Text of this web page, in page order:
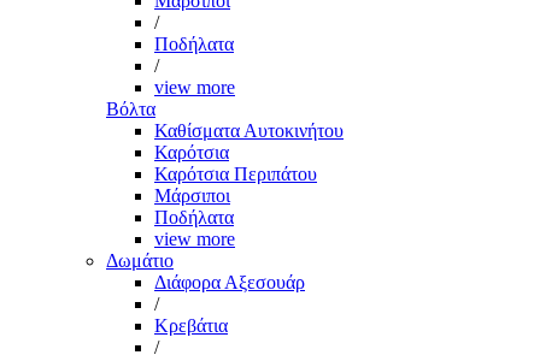
/
Ποδήλατα
/
view more
Βόλτα
Καθίσματα Αυτοκινήτου
Καρότσια
Καρότσια Περιπάτου
Μάρσιποι
Ποδήλατα
view more
Δωμάτιο
Διάφορα Αξεσουάρ
/
Κρεβάτια
/